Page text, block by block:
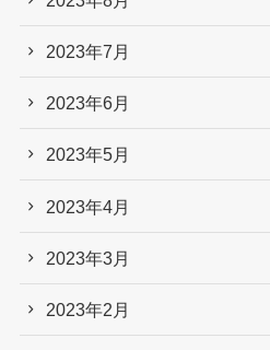
2023年7月
2023年6月
2023年5月
2023年4月
2023年3月
2023年2月